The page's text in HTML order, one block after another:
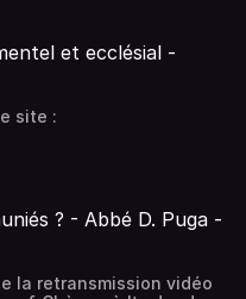
complète :
de la Fraternité
la consécration
par Son
Mgr Bernard
consacrés sont :•
Michael Goldade
de Sivry (France)• Mgr
et ecclésial -
site :
? - Abbé D. Puga -
la retransmission vidéo